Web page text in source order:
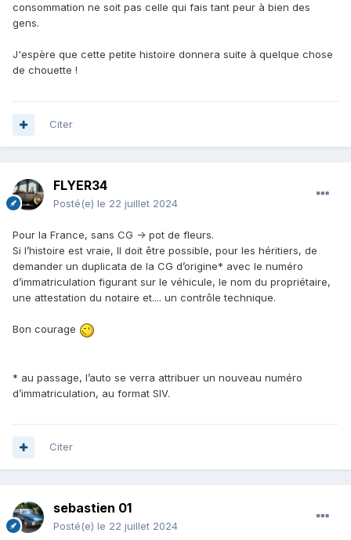
consommation ne soit pas celle qui fais tant peur à bien des
gens.
J'espère que cette petite histoire donnera suite à quelque chose
de chouette !
Citer
FLYER34
Posté(e) le 22 juillet 2024
Pour la France, sans CG -> pot de fleurs.
Si l’histoire est vraie, Il doit être possible, pour les héritiers, de
demander un duplicata de la CG d’origine* avec le numéro
d’immatriculation figurant sur le véhicule, le nom du propriétaire,
une attestation du notaire et.... un contrôle technique.
Bon courage
* au passage, l’auto se verra attribuer un nouveau numéro
d’immatriculation, au format SIV.
Citer
sebastien 01
Posté(e) le 22 juillet 2024